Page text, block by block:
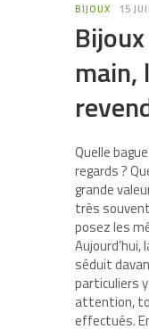
BIJOUX 15
main,
Quelle
regards ?
grande
très
posez les
Aujourd’hui,
séduit
particuliers
attention,
effectués.